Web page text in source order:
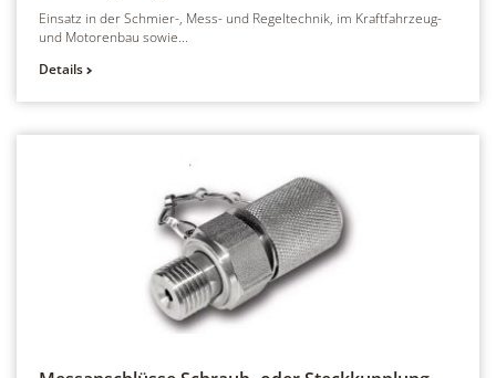
Einsatz in der Schmier-, Mess- und Regeltechnik, im Kraftfahrzeug-
und Motorenbau sowie...
Details